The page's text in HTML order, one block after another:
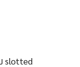
slotted